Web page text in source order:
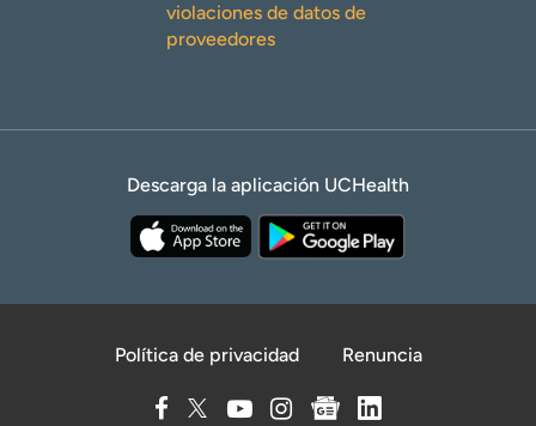
violaciones de datos de
proveedores
Descarga la aplicación UCHealth
Política de privacidad Renuncia